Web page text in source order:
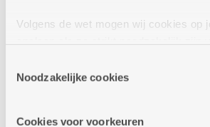
Volgens de wet mogen wij cookies op
cookies hebben we jouw toestemming
cookies worden geplaatst door derde
Noodzakelijke cookies
Cookies voor voorkeuren
24/06/2026
Doe mee met de fiets- en
Doe mee met onze zomerse fiets-
juiste foto's. Fietsfun verzekerd, en